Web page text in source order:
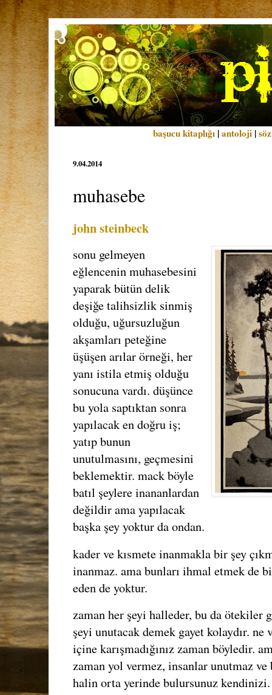
başucu kitaplığı |antoloji |
9.04.2014
muhasebe
john steinbeck
sonu gelmeyen
eğlencenin muhasebesini
yaparak bütün delik
deşiğe talihsizlik sinmiş
olduğu, uğursuzluğun
akşamları peteğine
üşüşen arılar örneği, her
yanı istila etmiş olduğu
sonucuna vardı. düşünce
bu yola saptıktan sonra
yapılacak en doğru iş;
yatıp bunun
unutulmasını, geçmesini
beklemektir. mack böyle
batıl şeylere inananlardan
değildir ama yapılacak
başka şey yoktur da ondan.
kader ve kısmete inanmakla bir şey
inanmaz. ama bunları ihmal etmek de
eden de yoktur.
zaman her şeyi halleder, bu da ötekiler
şeyi unutacak demek gayet kolaydır.
içine karışmadığınız zaman böyledir.
zaman yol vermez, insanlar unutmaz
halin orta yerinde bulursunuz kendinizi.